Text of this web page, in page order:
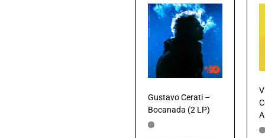
Gustavo Cerati –
Bocanada (2 LP)